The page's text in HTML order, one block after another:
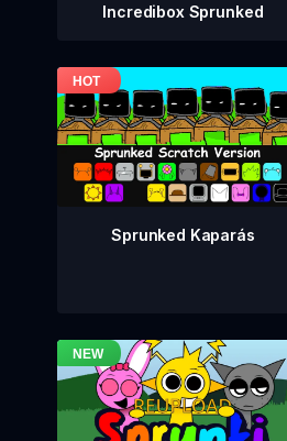
Incredibox Sprunked
Sprunked Kaparás